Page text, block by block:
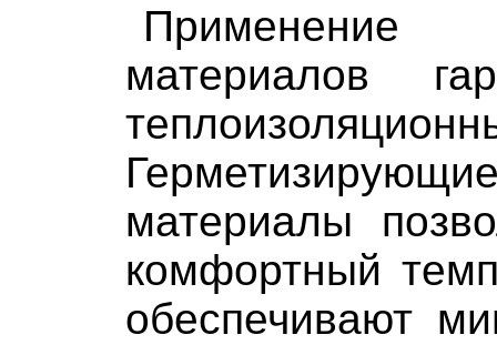
материалов
материалы
комфортный
обеспечивают